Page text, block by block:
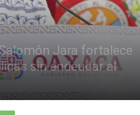
Jara fortalece
sin endeudar al